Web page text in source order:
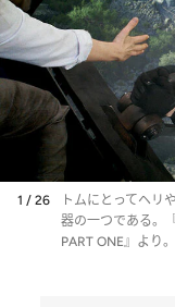
1 / 26
トムにとってヘリ
器の一つである。
PART ONE』より